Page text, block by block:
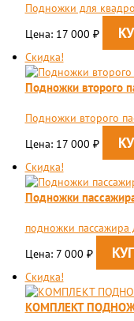
Подножки для
Цена: 17 000 ₽
Скидка!
Подножки второго
Подножки второго
Цена: 17 000 ₽
Скидка!
Подножки
подножки пассажира
Цена: 7 000 ₽
Скидка!
КОМПЛЕКТ